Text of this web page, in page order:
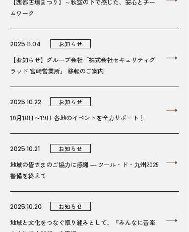
【西都古墳まつり】～秋空の下で感じた、安心とチー
ムワーク
2025.11.04 お知らせ
【お知らせ】グループ会社「株式会社セキュリティグ
ラッド 宮崎営業所」 移転のご案内
2025.10.22 お知らせ
10月18日〜19日 各地のイベントを全力サポート！
2025.10.21 お知らせ
地域の皆さまのご協力に感謝 ― ツール・ド・九州2025
警備を終えて
2025.10.20 お知らせ
地域と文化をつなぐ取り組みとして、『みんなに音楽